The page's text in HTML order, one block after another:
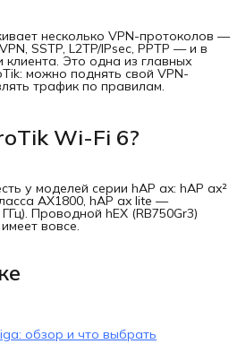
несколько VPN-протоколов —
SSTP, L2TP/IPsec, PPTP — и в
Это одна из главных
можно поднять свой VPN-
трафик по правилам.
Wi-Fi 6?
у моделей серии hAP ax: hAP ax²
AX1800, hAP ax lite —
Проводной hEX (RB750Gr3)
вовсе.
обзор и что выбрать